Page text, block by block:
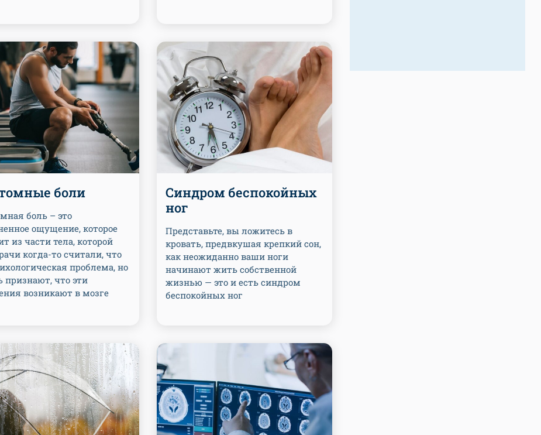
боли
боль – это
ощущение, которое
из части тела, которой
когда-то считали, что
проблема, но
признают, что эти
возникают в мозге
Синдром беспокойных
ног
Представьте, вы ложитесь в
кровать, предвкушая крепкий сон,
как неожиданно ваши ноги
начинают жить собственной
жизнью — это и есть синдром
беспокойных ног